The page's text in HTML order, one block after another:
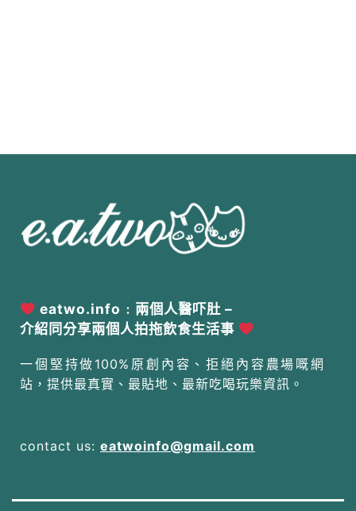
eatwo.info﹕兩個人醫吓肚 –
介紹同分享兩個人拍拖飲食生活事
一個堅持做100%原創內容、拒絕內容農場嘅網
站，提供最真實、最貼地、最新吃喝玩樂資訊。
contact us: eatwoinfo@gmail.com